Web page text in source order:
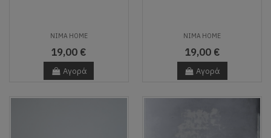
NIMA HOME
19,00 €
Αγορά
NIMA HOME
19,00 €
Αγορά